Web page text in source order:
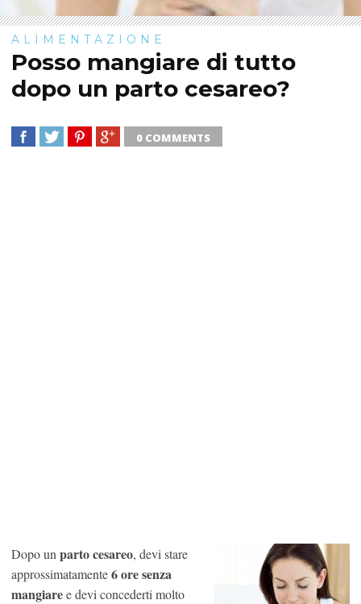
ALIMENTAZIONE
Posso mangiare di tutto
dopo un parto cesareo?
0 COMMENTS
Dopo un partocesareo, devi stare
approssimatamente6 ore senza
mangiaree devi concederti molto